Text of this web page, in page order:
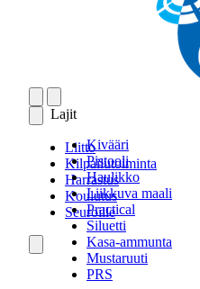
Lajit
Kivääri
Pistooli
Haulikko
Liikkuva maali
Practical
Siluetti
Kasa-ammunta
Mustaruuti
PRS
Liitto
Kilpailutoiminta
Harrastus
Koulutus
Seuroille